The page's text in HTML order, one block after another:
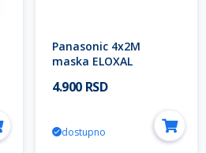
Panasonic 4x2M
maska ELOXAL
5AS EU2 Thea ULTIMA
4.900 RSD
dostupno